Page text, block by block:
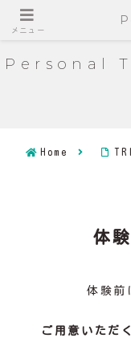
Personal
Home
体
体験前
ご用意いただ
メニュー